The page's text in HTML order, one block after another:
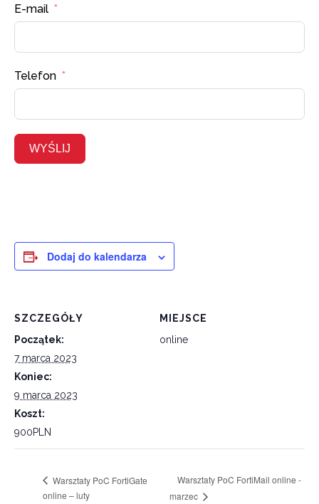
E-mail
Telefon
WYŚLIJ
Dodaj do kalendarza
SZCZEGÓŁY
Początek:
7 marca 2023
Koniec:
9 marca 2023
Koszt:
900PLN
MIEJSCE
online
Warsztaty PoC FortiGate
online – luty
Warsztaty PoC FortiMail online -
marzec